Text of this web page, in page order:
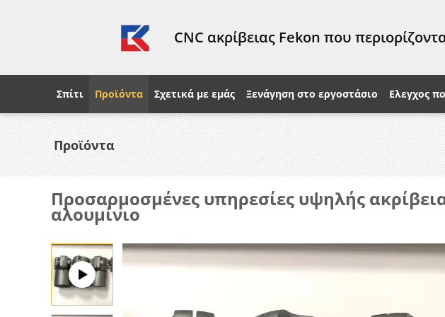
CNC ακρίβειας Fekon που
Σπίτι Προϊόντα Σχετικά με εμάς Ξενάγηση στο εργοστάσιο Ελεγχος
Προϊόντα
Προσαρμοσμένες υπηρεσίες υψηλής
αλουμίνιο